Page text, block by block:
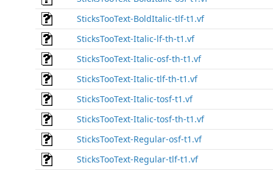
SticksTooText-BoldItalic-tlf-t1.vf
SticksTooText-Italic-lf-th-t1.vf
SticksTooText-Italic-osf-th-t1.vf
SticksTooText-Italic-tlf-th-t1.vf
SticksTooText-Italic-tosf-t1.vf
SticksTooText-Italic-tosf-th-t1.vf
SticksTooText-Regular-osf-t1.vf
SticksTooText-Regular-tlf-t1.vf